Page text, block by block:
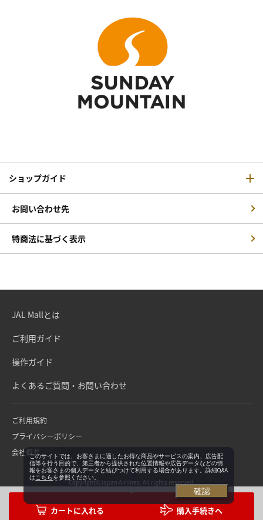
購入手続きへ
ショップガイド
お問い合わせ先
特商法に基づく表示
JAL Mallとは
ご利用ガイド
操作ガイド
よくあるご質問・お問い合わせ
ご利用規約
プライバシーポリシー
会社概要
Copyright©Japan Airlines. All rights reserved.
このサイトでは、お客さまに適したお得な商品やサービスの案内、広告配
信等を行う目的で、第三者から提供された位置情報や広告データなどの情
報をお客さまの個人データと結びつけて利用する場合があります。詳細Q&A
は こちらを参照ください。
確認